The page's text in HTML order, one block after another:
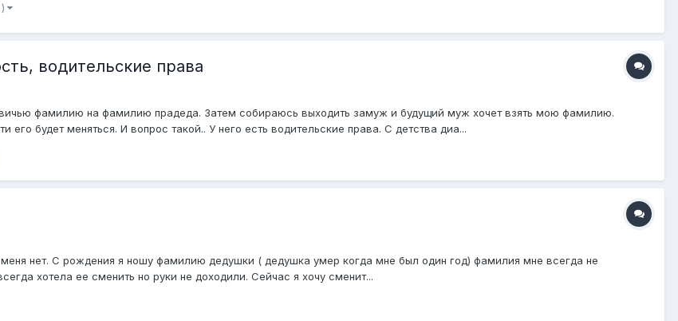
водительские права
фамилию на фамилию прадеда. Затем собираюсь выходить замуж и будущий муж хочет взять мою фамилию.
его будет меняться. И вопрос такой.. У него есть водительские права. С детства диа...
нет. С рождения я ношу фамилию дедушки ( дедушка умер когда мне был один год) фамилия мне всегда не
хотела ее сменить но руки не доходили. Сейчас я хочу сменит...